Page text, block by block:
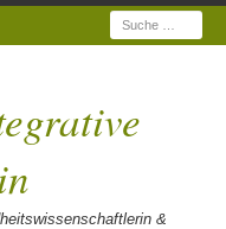
Suche
&